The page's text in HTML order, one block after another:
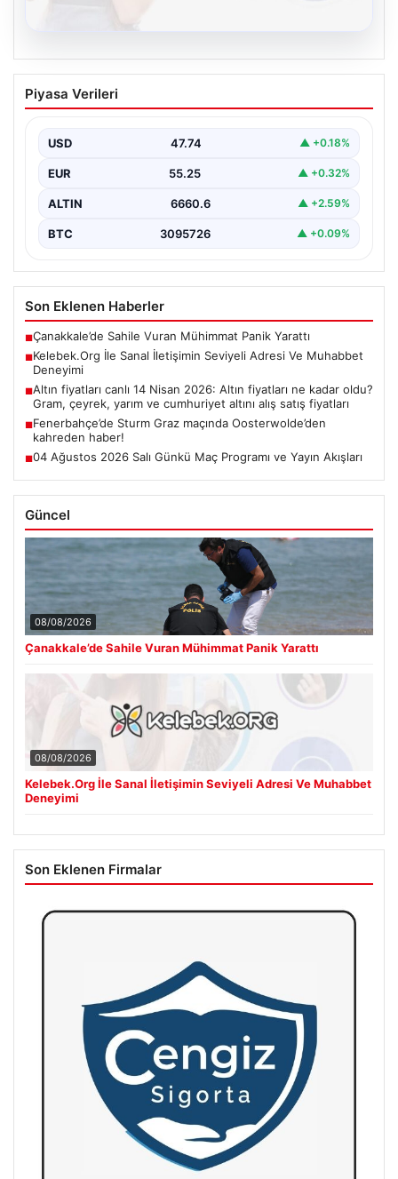
Kelebek.Org İle Sanal İletişimin Seviyeli
Adresi Ve Muhabbet Deneyimi
oluşturması kritik bir önem barındırmaktadır. Güncel
olarak…
Piyasa Verileri
USD 47.74 ▲ +0.18%
EUR 55.25 ▲ +0.32%
ALTIN 6660.6 ▲ +2.59%
BTC 3095726 ▲ +0.09%
Son Eklenen Haberler
■Çanakkale’de Sahile Vuran Mühimmat Panik Yarattı
■Kelebek.Org İle Sanal İletişimin Seviyeli Adresi Ve Muhabbet
Deneyimi
■Altın fiyatları canlı 14 Nisan 2026: Altın fiyatları ne kadar oldu?
Gram, çeyrek, yarım ve cumhuriyet altını alış satış fiyatları
■Fenerbahçe’de Sturm Graz maçında Oosterwolde’den
kahreden haber!
■04 Ağustos 2026 Salı Günkü Maç Programı ve Yayın Akışları
Güncel
08/08/2026
Çanakkale’de Sahile Vuran Mühimmat Panik Yarattı
08/08/2026
Kelebek.Org İle Sanal İletişimin Seviyeli Adresi Ve Muhabbet
Deneyimi
Son Eklenen Firmalar